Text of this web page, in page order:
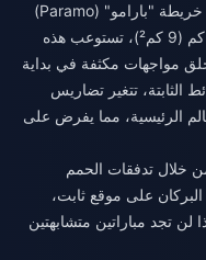
يبرز نظام التضاريس الديناميكي الثوري في خريطة "بارامو" (Paramo)
كعنصر يميزها عن غيرها. بمساحة تبلغ 3x3 كم (9 كم²)، تستوعب هذه
64 لاعباً، مما يخلق مواجهات مكثفة في بداية
تتغير تضاريس
الرئيسية، مما يفرض على
خلال تدفقات الحمم
البركان على موقع ثابت،
لن تجد مباراتين متشابهتين